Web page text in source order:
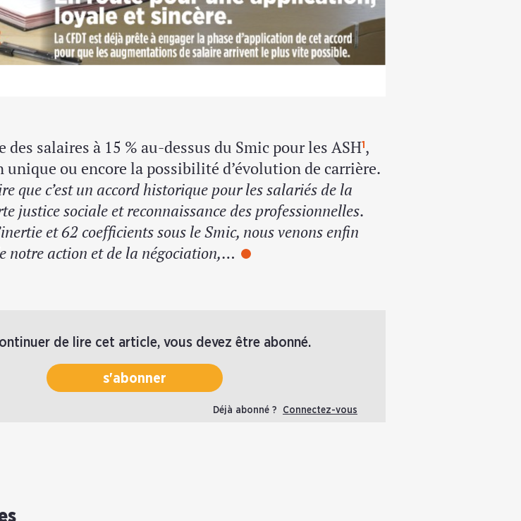
salaires à 15 % au-dessus du Smic pour les ASH1 ,
ou encore la possibilité d’évolution de carrière.
que c’est un accord historique pour les salariés de la
justice sociale et reconnaissance des professionnelles.
et 62 coefficients sous le Smic, nous venons enfin
notre action et de la négociation,…
de lire cet article, vous devez être abonné.
s'abonner
Déjà abonné ? Connectez-vous